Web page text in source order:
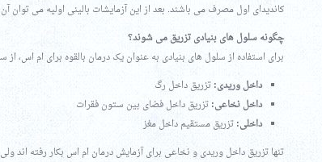
کاندیدای اول مصرف می باشند. بعد از این آزمایشات بالینی اولیه می توان
چگونه سلول های بنیادی تزریق می شوند؟
برای استفاده از سلول های بنیادی به عنوان یک درمان بالقوه برای ام اس،
داخل وریدی:تزریق داخل رگ
داخل نخاعی:تزریق داخل فضای بین ستون فقرات
داخلی:تزریق مستقیم داخل مغز
تنها تزریق داخل وریدی و نخاعی برای آزمایش درمان ام اس بکار رفته اند